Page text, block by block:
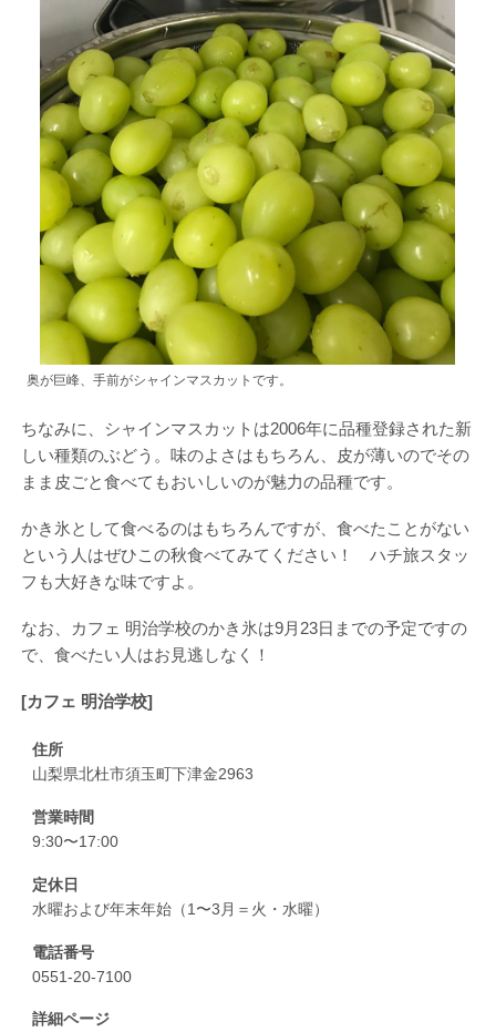
奥が巨峰、手前がシャインマスカットです。
ちなみに、シャインマスカットは2006年に品種登録された新
しい種類のぶどう。味のよさはもちろん、皮が薄いのでその
まま皮ごと食べてもおいしいのが魅力の品種です。
かき氷として食べるのはもちろんですが、食べたことがない
という人はぜひこの秋食べてみてください！ ハチ旅スタッ
フも大好きな味ですよ。
なお、カフェ 明治学校のかき氷は9月23日までの予定ですの
で、食べたい人はお見逃しなく！
[カフェ 明治学校]
住所
山梨県北杜市須玉町下津金2963
営業時間
9:30〜17:00
定休日
水曜および年末年始（1〜3月＝火・水曜）
電話番号
0551-20-7100
詳細ページ